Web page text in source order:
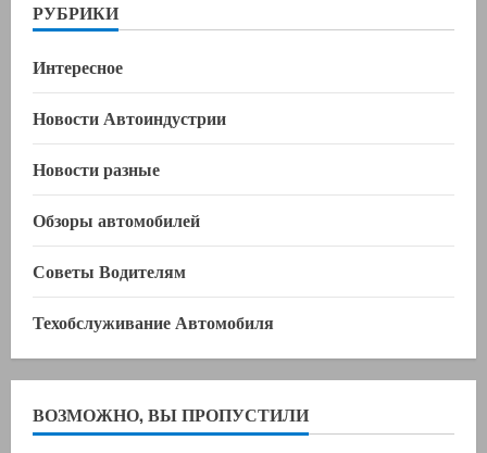
РУБРИКИ
Интересное
Новости Автоиндустрии
Новости разные
Обзоры автомобилей
Советы Водителям
Техобслуживание Автомобиля
ВОЗМОЖНО, ВЫ ПРОПУСТИЛИ